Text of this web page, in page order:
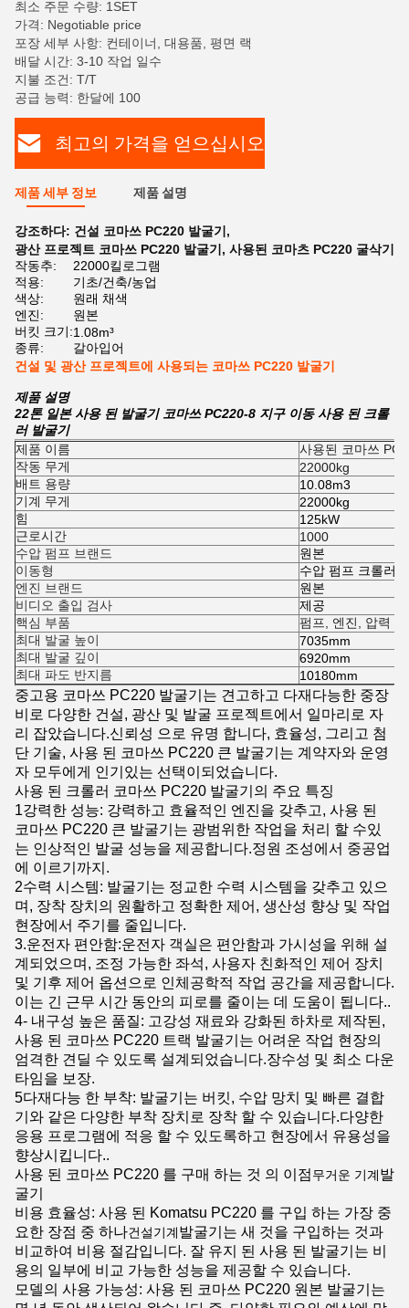
최소 주문 수량: 1SET
가격: Negotiable price
포장 세부 사항: 컨테이너, 대용품, 평면 랙
배달 시간: 3-10 작업 일수
지불 조건: T/T
공급 능력: 한달에 100
최고의 가격을 얻으십시오
제품 세부 정보 제품 설명
강조하다: 건설 코마쓰 PC220 발굴기 ,
광산 프로젝트 코마쓰 PC220 발굴기 , 사용된 코마츠 PC220 굴삭기
작동추:
22000킬로그램
적용:
기초/건축/농업
색상:
원래 채색
엔진:
원본
버킷 크기:1.08m³
종류:
갈아입어
건설 및 광산 프로젝트에 사용되는 코마쓰 PC220 발굴기
제품 설명
22톤 일본 사용 된 발굴기 코마쓰 PC220-8 지구 이동 사용 된 크롤
러 발굴기
제품 이름
사용된 코마쓰
작동 무게
22000kg
배트 용량
10.08m3
기계 무게
22000kg
힘
125kW
근로시간
1000
수압 펌프 브랜드
원본
이동형
수압 펌프 크롤러
엔진 브랜드
원본
비디오 출입 검사
제공
핵심 부품
펌프, 엔진, 압력
최대 발굴 높이
7035mm
최대 발굴 깊이
6920mm
최대 파도 반지름
10180mm
중고용 코마쓰 PC220 발굴기는 견고하고 다재다능한 중장
비로 다양한 건설, 광산 및 발굴 프로젝트에서 일마리로 자
리 잡았습니다.신뢰성 으로 유명 합니다, 효율성, 그리고 첨
단 기술, 사용 된 코마쓰 PC220 큰 발굴기는 계약자와 운영
자 모두에게 인기있는 선택이되었습니다.
사용 된 크롤러 코마쓰 PC220 발굴기의 주요 특징
1강력한 성능: 강력하고 효율적인 엔진을 갖추고, 사용 된
코마쓰 PC220 큰 발굴기는 광범위한 작업을 처리 할 수있
는 인상적인 발굴 성능을 제공합니다.정원 조성에서 중공업
에 이르기까지.
2수력 시스템: 발굴기는 정교한 수력 시스템을 갖추고 있으
며, 장착 장치의 원활하고 정확한 제어, 생산성 향상 및 작업
현장에서 주기를 줄입니다.
3.운전자 편안함:운전자 객실은 편안함과 가시성을 위해 설
계되었으며, 조정 가능한 좌석, 사용자 친화적인 제어 장치
및 기후 제어 옵션으로 인체공학적 작업 공간을 제공합니다.
이는 긴 근무 시간 동안의 피로를 줄이는 데 도움이 됩니다..
4- 내구성 높은 품질: 고강성 재료와 강화된 하차로 제작된,
사용 된 코마쓰 PC220 트랙 발굴기는 어려운 작업 현장의
엄격한 견딜 수 있도록 설계되었습니다.장수성 및 최소 다운
타임을 보장.
5다재다능 한 부착: 발굴기는 버킷, 수압 망치 및 빠른 결합
기와 같은 다양한 부착 장치로 장착 할 수 있습니다.다양한
응용 프로그램에 적응 할 수 있도록하고 현장에서 유용성을
향상시킵니다..
사용 된 코마쓰 PC220 를 구매 하는 것 의 이점무거운 기계발
굴기
비용 효율성: 사용 된 Komatsu PC220 를 구입 하는 가장 중
요한 장점 중 하나건설기계발굴기는 새 것을 구입하는 것과
비교하여 비용 절감입니다. 잘 유지 된 사용 된 발굴기는 비
용의 일부에 비교 가능한 성능을 제공할 수 있습니다.
모델의 사용 가능성: 사용 된 코마쓰 PC220 원본 발굴기는